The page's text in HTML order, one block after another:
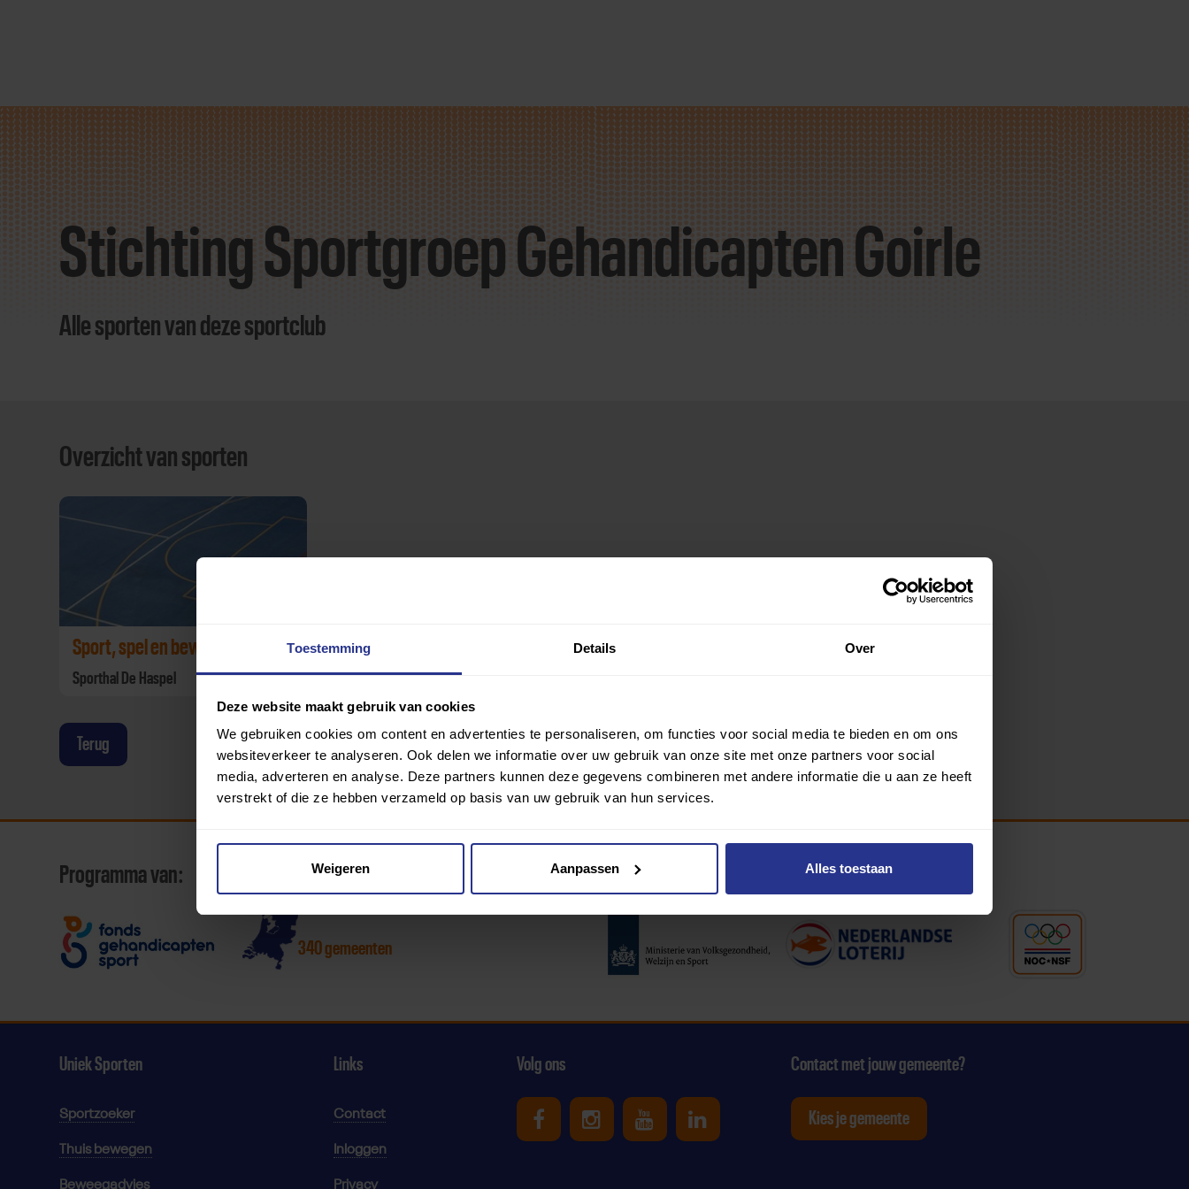
Toestemming Details Over
Deze website maakt gebruik van cookies
We gebruiken cookies om content en advertenties te personaliseren, om functies voor social media te bieden en om ons
websiteverkeer te analyseren. Ook delen we informatie over uw gebruik van onze site met onze partners voor social
media, adverteren en analyse. Deze partners kunnen deze gegevens combineren met andere informatie die u aan ze heeft
verstrekt of die ze hebben verzameld op basis van uw gebruik van hun services.
Weigeren Aanpassen Alles toestaan
Direct
door
contentStichting Sportgroep Gehandicapten Goirle
Alle sporten van deze sportclub
Overzicht van sporten
Sport, spel en bewegen
Sporthal De Haspel
Terug
Programma van:
340 gemeenten
Partners:
Uniek Sporten
Sportzoeker
Thuis bewegen
Beweegadvies
Links
Contact
Inloggen
Privacy
Volg ons
Uniek Sporten op Facebook
Uniek Sporten op Instagram
Uniek Sporten op Youtube
Uniek Sporten op Linkedin
Contact met jouw gemeente?
Kies je gemeente